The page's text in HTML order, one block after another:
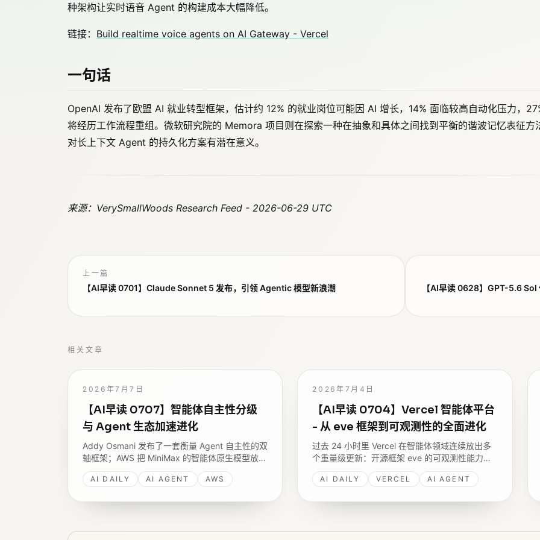
种架构让实时语音 Agent 的构建成本大幅降低。
链接： Build realtime voice agents on AI Gateway - Vercel
一句话
OpenAI 发布了欧盟 AI 就业转型框架，估计约 12% 的就业岗位可能因 AI 增长，14% 面临较高自动化压力，
将经历工作流程重组。微软研究院的 Memora 项目则在探索一种在抽象和具体之间找到平衡的谐波记忆表征方
对长上下文 Agent 的持久化方案有潜在意义。
来源：VerySmallWoods Research Feed - 2026-06-29 UTC
上一篇
【AI早读 0701】Claude Sonnet 5 发布，引领 Agentic 模型新浪潮 【AI早读 0628】GPT-5.6
相关文章
2026年7月7日
【AI早读 0707】智能体自主性分级
与 Agent 生态加速进化
Addy Osmani 发布了一套衡量 Agent 自主性的双
轴框架；AWS 把 MiniMax 的智能体原生模型放上
Bedrock；Hugging Face 的 LeRobot v0.6.0 给
机器人学习加上了世界模型和奖励模型。三条线
AI DAILY AI AGENT AWS
2026年7月4日
【AI早读 0704】Vercel 智能体平台
- 从 eve 框架到可观测性的全面进化
过去 24 小时里 Vercel 在智能体领域连续放出多
个重量级更新：开源框架 eve 的可观测性能力落
地，首席软件架构师 Andrew Qu 在 Latent
Space 上深度阐述对智能体的理解 - Vercel 正在
AI DAILY VERCEL AI AGENT